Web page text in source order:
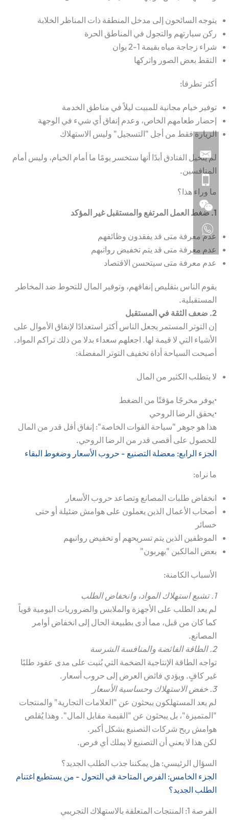
يتوجه السائحون إلى مدخل المنطقة ذات المناظر الخلابة
ركن سيارتهم والتجول في المناطق الحرة
شراء زجاجة مياه بقيمة 1-2 يوان
التقط بعض الصور واتركها
أكثر تطرفا:
توفير خيام مجانية للمبيت ليلاً في مناطق الخدمة
إحضار طعامهم الخاص، وعدم إنفاق أي شيء في الوجهة
الزيارة فقط من أجل "التسجيل" وليس الاستهلاك
لم يتخيل الفنادق أبدًا أنها ستخسر يومًا ما أمام الخيام، وليس أمام
المنافسين.
ما وراء هذا؟
1. ضغط العمل المرتفع والمستقبل غير المؤكد
عدم معرفة متى قد يفقدون وظائفهم
عدم معرفة متى قد يتم تخفيض رواتبهم
عدم معرفة متى سيتحسن الاقتصاد
يقوم الناس بتقليص إنفاقهم، وتوفير المال للتحوط ضد المخاطر
المستقبلية.
2. ضعف الثقة في المستقبل
إن التوتر المستمر يجعل الناس أكثر استعدادًا لإنفاق الأموال على
الأشياء التي لا قيمة لها. اجعلهم سعداء بدلا من ذلك تراكم المواد.
أصبحت السياحة أداة تخفيف التوتر المفضلة:
لا يتطلب الكثير من المال
•يوفر مخرجًا مؤقتًا من الضغط
•يحقق الرضا الروحي
هذا هو جوهر "سياحة القوات الخاصة": إنفاق أقل قدر من المال
للحصول على أقصى قدر من الرضا الروحي.
الجزء الرابع: معضلة التصنيع - حروب الأسعار وضغوط البقاء
ما نراه:
انخفاض طلبات المصانع وتصاعد حروب الأسعار
أصحاب الأعمال الذين يعملون على هوامش ضئيلة أو حتى
خسائر
الموظفين الذين يتم تسريحهم أو تخفيض رواتبهم
بعض المالكين "يهربون"
الأسباب الكامنة:
1. تشبع استهلاك المواد، وانخفاض الطلب
لم يعد الطلب على الأجهزة والملابس والضروريات اليومية قوياً
كما كان من قبل، مما أدى بطبيعة الحال إلى انخفاض أوامر
المصانع.
2. الطاقة الفائضة والمنافسة الشرسة
تواجه الطاقة الإنتاجية الضخمة التي بُنيت على مدى عقود طلبًا
غير كافٍ. ويؤدي فائض العرض إلى حروب أسعار.
3. خفض الاستهلاك وحساسية الأسعار
لم يعد المستهلكون يبحثون عن "العلامات التجارية" والمنتجات
"المتميزة"، بل يبحثون عن "القيمة مقابل المال". وهذا يُقلص
هوامش ربح شركات التصنيع بشكل أكبر.
لكن هذا لا يعني أن التصنيع لا يملك أي فرص.
السؤال الرئيسي: هل يمكننا جذب الطلب الجديد؟
الجزء الخامس: الفرص المتاحة في التحول - من يستطيع اغتنام
الطلب الجديد؟
الفرصة 1: المنتجات المتعلقة بالاستهلاك التجريبي